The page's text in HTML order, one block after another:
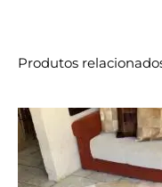
Produtos